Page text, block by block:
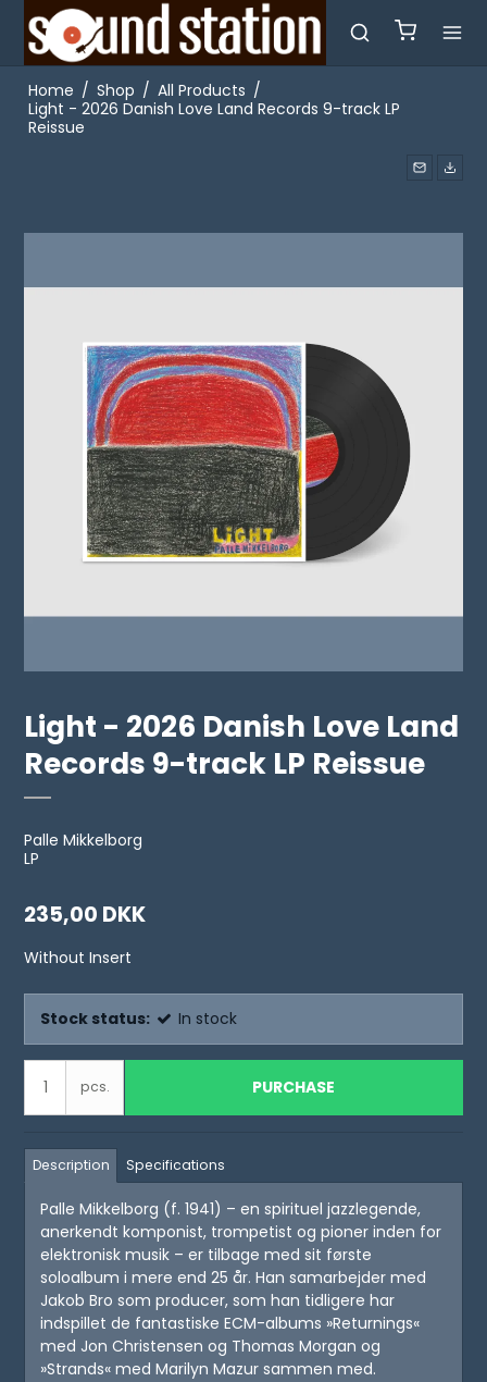
Home / Shop / All Products /
Light - 2026 Danish Love Land Records 9-track LP
Reissue
Light - 2026 Danish Love Land
Records 9-track LP Reissue
Palle Mikkelborg
LP
235,00 DKK
Without Insert
Stock status: In stock
pcs. PURCHASE
Description Specifications
Palle Mikkelborg (f. 1941) – en spirituel jazzlegende,
anerkendt komponist, trompetist og pioner inden for
elektronisk musik – er tilbage med sit første
soloalbum i mere end 25 år. Han samarbejder med
Jakob Bro som producer, som han tidligere har
indspillet de fantastiske ECM-albums »Returnings«
med Jon Christensen og Thomas Morgan og
»Strands« med Marilyn Mazur sammen med.